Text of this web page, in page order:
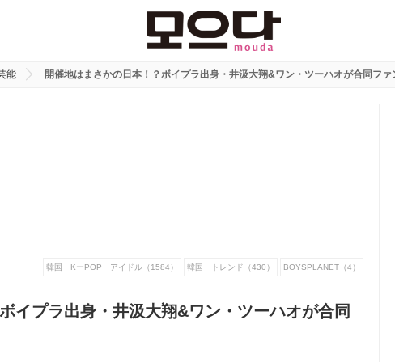
能 開催地はまさかの日本！？ボイプラ出身・井汲大翔&ワン・ツーハオが合同フ
韓国 KーPOP アイドル（1584） 韓国 トレンド（430） BOYSPLANET（4）
イプラ出身・井汲大翔&ワン・ツーハオが合同